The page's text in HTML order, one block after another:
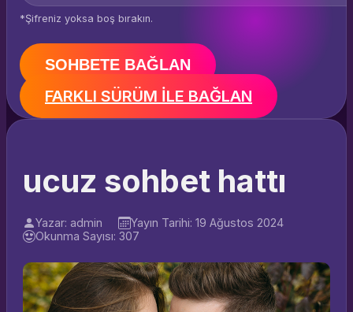
*Şifreniz yoksa boş bırakın.
SOHBETE BAĞLAN
FARKLI SÜRÜM İLE BAĞLAN
ucuz sohbet hattı
Yazar: admin
Yayın Tarihi: 19 Ağustos 2024
Okunma Sayısı: 307